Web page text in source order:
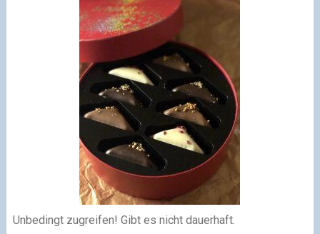
Unbedingt zugreifen! Gibt es nicht dauerhaft.